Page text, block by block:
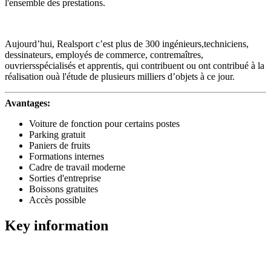
l'ensemble des prestations.
Aujourd’hui, Realsport c’est plus de 300 ingénieurs,techniciens,
dessinateurs, employés de commerce, contremaîtres,
ouvriersspécialisés et apprentis, qui contribuent ou ont contribué à la
réalisation ouà l'étude de plusieurs milliers d’objets à ce jour.
Avantages:
Voiture de fonction pour certains postes
Parking gratuit
Paniers de fruits
Formations internes
Cadre de travail moderne
Sorties d'entreprise
Boissons gratuites
Accès possible
Key information